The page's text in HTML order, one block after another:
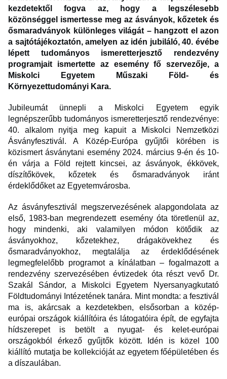
kezdetektől fogva az, hogy a legszélesebb
közönséggel ismertesse meg az ásványok, kőzetek és
ősmaradványok különleges világát – hangzott el azon
a sajtótájékoztatón, amelyen az idén jubiláló, 40. évébe
lépett tudományos ismeretterjesztő rendezvény
programjait ismertette az esemény fő szervezője, a
Miskolci Egyetem Műszaki Föld- és
Környezettudományi Kara.
Jubileumát ünnepli a Miskolci Egyetem egyik
legnépszerűbb tudományos ismeretterjesztő rendezvénye:
40. alkalom nyitja meg kapuit a Miskolci Nemzetközi
Ásványfesztivál. A Közép-Európa gyűjtői körében is
közismert ásványtani esemény 2024. március 9-én és 10-
én várja a Föld rejtett kincsei, az ásványok, ékkövek,
díszítőkövek, kőzetek és ősmaradványok iránt
érdeklődőket az Egyetemvárosba.
Az ásványfesztivál megszervezésének alapgondolata az
első, 1983-ban megrendezett esemény óta töretlenül az,
hogy mindenki, aki valamilyen módon kötődik az
ásványokhoz, kőzetekhez, drágakövekhez és
ősmaradványokhoz, megtalálja az érdeklődésének
legmegfelelőbb programot a kínálatban – fogalmazott a
rendezvény szervezésében évtizedek óta részt vevő Dr.
Szakál Sándor, a Miskolci Egyetem Nyersanyagkutató
Földtudományi Intézetének tanára. Mint mondta: a fesztivál
ma is, akárcsak a kezdetekben, elsősorban a közép-
európai országok kiállítóira és látogatóira épít, de egyfajta
hídszerepet is betölt a nyugat- és kelet-európai
országokból érkező gyűjtők között. Idén is közel 100
kiállító mutatja be kollekcióját az egyetem főépületében és
a díszaulában.